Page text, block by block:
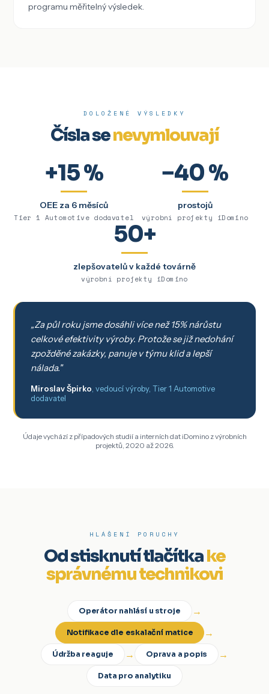
programu měřitelný výsledek.
DOLOŽENÉ VÝSLEDKY
Čísla senevymlouvají
+15 %
OEE za 6 měsíců
Tier 1 Automotive dodavatel
−40 %
prostojů
výrobní projekty iDomino
50+
zlepšovatelů v každé továrně
výrobní projekty iDomino
„Za půl roku jsme dosáhli více než 15% nárůstu
celkové efektivity výroby. Protože se již nedohání
zpožděné zakázky, panuje v týmu klid a lepší
nálada."
Miroslav Špirko , vedoucí výroby, Tier 1 Automotive
dodavatel
Údaje vychází z případových studií a interních dat iDomino z výrobních
projektů, 2020 až 2026.
HLÁŠENÍ PORUCHY
Od stisknutí tlačítkake
správnému technikovi
Operátor nahlásí u stroje →
Notifikace dle eskalační matice →
Údržba reaguje → Oprava a popis →
Data pro analytiku